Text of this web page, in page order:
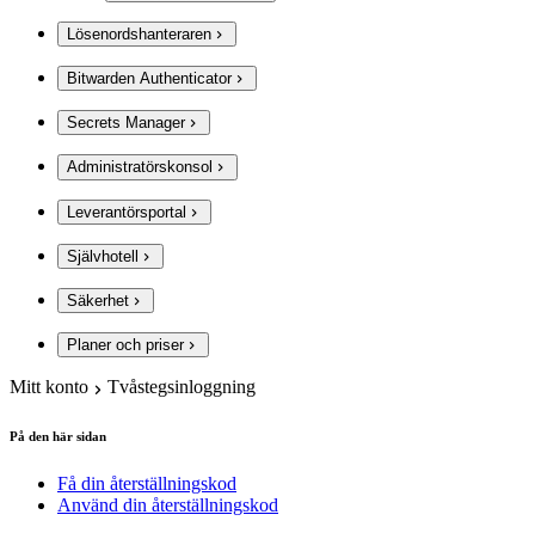
Lösenordshanteraren
Bitwarden Authenticator
Secrets Manager
Administratörskonsol
Leverantörsportal
Självhotell
Säkerhet
Planer och priser
Mitt konto Tvåstegsinloggning
På den här sidan
Få din återställningskod
Använd din återställningskod